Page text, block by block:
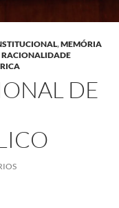
,MEMÓRIA
RACIONALIDADE
DE